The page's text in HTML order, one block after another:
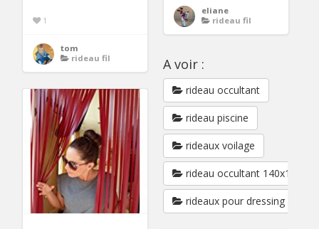
eliane
rideau fil
1
tom
rideau fil
A voir :
rideau occultant
rideau piscine
rideaux voilage
rideau occultant 140x180
rideaux pour dressing